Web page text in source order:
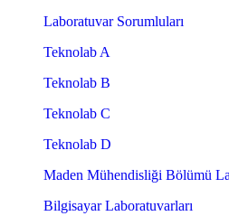
Laboratuvar Sorumluları
Teknolab A
Teknolab B
Teknolab C
Teknolab D
Maden Mühendisliği Bölümü
Bilgisayar Laboratuvarları